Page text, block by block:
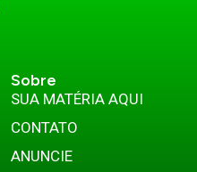
Sobre
SUA MATÉRIA AQUI
CONTATO
ANUNCIE